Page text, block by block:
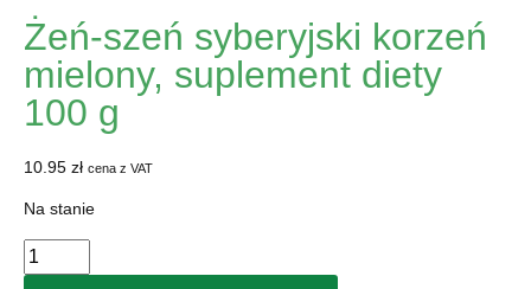
Żeń-szeń syberyjski korzeń
mielony, suplement diety
100 g
10.95 zł cena z VAT
Na stanie